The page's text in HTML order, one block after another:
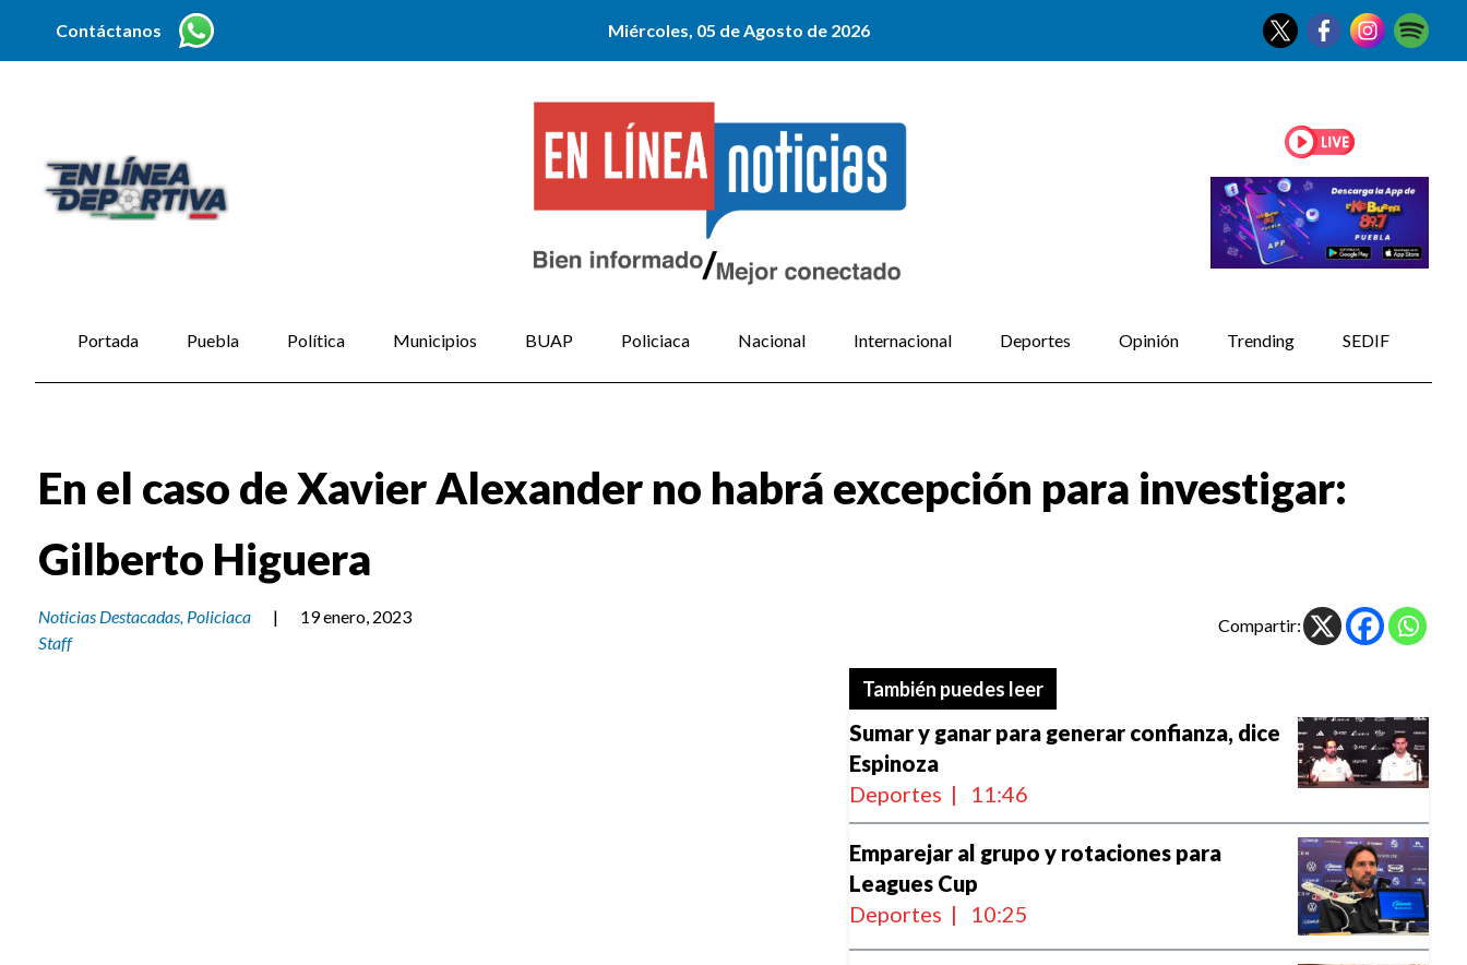
Contáctanos Miércoles, 05 de Agosto de 2026
Portada Puebla Política Municipios BUAP Policiaca Nacional Internacional Deportes Opinión Trending SEDIF
En el caso de Xavier Alexander no habrá excepción para investigar:
Gilberto Higuera
Noticias Destacadas, Policiaca |
19 enero, 2023
Staff
Compartir:
También puedes leer
Sumar y ganar para generar confianza, dice
Espinoza
Deportes | 11:46
Emparejar al grupo y rotaciones para
Leagues Cup
Deportes | 10:25